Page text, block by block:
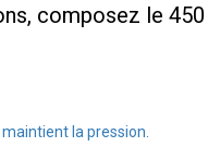
composez le
la pression.